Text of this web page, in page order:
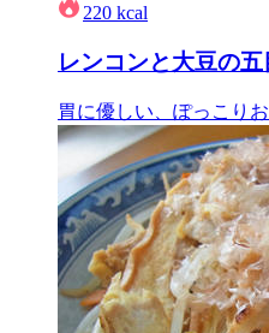
220 kcal
レンコンと大豆の五
胃に優しい、ぽっこり